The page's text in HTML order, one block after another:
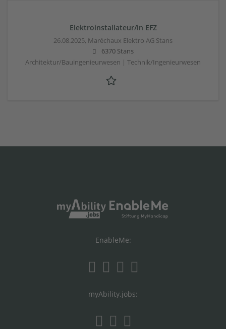
Elektroinstallateur/in EFZ
26.08.2025, Maréchaux Elektro AG Stans
6370 Stans
Architektur/Bauingenieurwesen | Technik/Ingenieurwesen
EnableMe:
myAbility.jobs: